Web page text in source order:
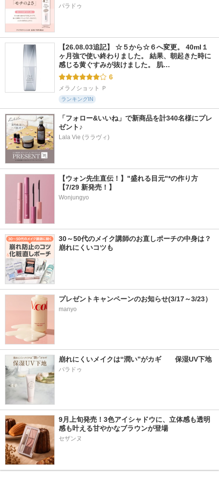
パラドゥ
【26.08.03追記】 ☆５から☆６へ変更。 40ml１
ヶ月強で使い終わりました。 結果、朝起きた時に
感じる黄ぐすみが抜けました。 肌…
6
メラノショット Ｐ
ランキングIN
「フォロー&いいね」で新商品を計340名様にプレ
ゼント♪
Lala Vie (ララヴィ)
【ウォン先生直伝！】"盛れる目元"*の作り方
【7/29 新発売！】
Wonjungyo
30～50代のメイク講師のお直しポーチの中身は？
崩れにくいコツも
プレゼントキャンペーンのお知らせ(3/17～3/23）
manyo
崩れにくいメイクは“潤い”がカギ　　保湿UV下地
パラドゥ
9月上旬発売！3色アイシャドウに、立体感も透明
感も叶える甘やかなブラウンが登場